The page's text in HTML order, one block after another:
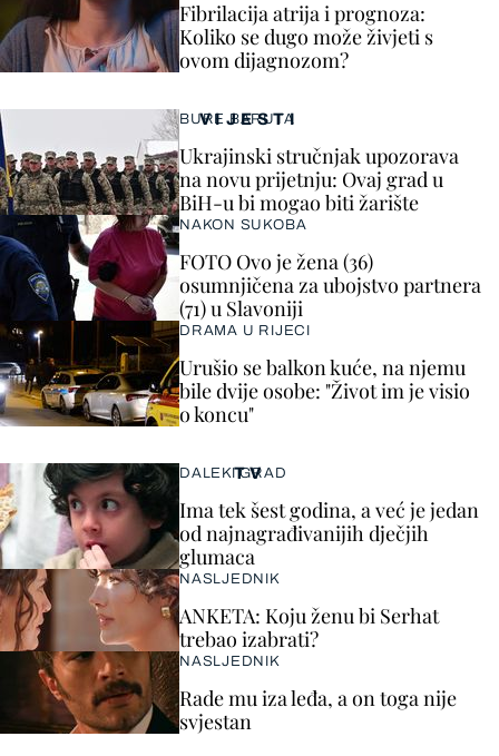
VIJESTI
BURE BARUTA
Ukrajinski stručnjak upozorava
na novu prijetnju: Ovaj grad u
BiH-u bi mogao biti žarište
NAKON SUKOBA
FOTO Ovo je žena (36)
osumnjičena za ubojstvo partnera
(71) u Slavoniji
DRAMA U RIJECI
Urušio se balkon kuće, na njemu
bile dvije osobe: "Život im je visio
o koncu"
Fibrilacija atrija i prognoza:
Koliko se dugo može živjeti s
ovom dijagnozom?
TV
DALEKI GRAD
Ima tek šest godina, a već je jedan
od najnagrađivanijih dječjih
glumaca
NASLJEDNIK
ANKETA: Koju ženu bi Serhat
trebao izabrati?
NASLJEDNIK
Rade mu iza leđa, a on toga nije
svjestan